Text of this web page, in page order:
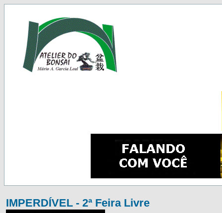
IMPERDÍVEL - 2ª Feira Livre